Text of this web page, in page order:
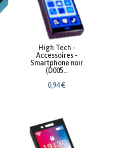
High Tech -
Accessoires -
Smartphone noir
(D005...
0,94€